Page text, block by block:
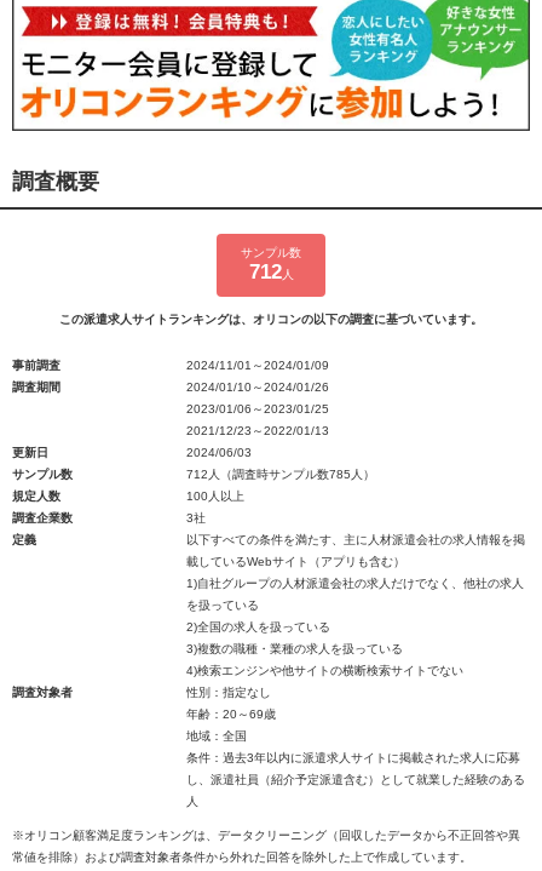
調査概要
サンプル数
712人
この派遣求人サイトランキングは、オリコンの以下の調査に基づいています。
事前調査
2024/11/01～2024/01/09
調査期間
2024/01/10～2024/01/26
2023/01/06～2023/01/25
2021/12/23～2022/01/13
更新日
2024/06/03
サンプル数
712人（調査時サンプル数785人）
規定人数
100人以上
調査企業数
3社
定義
以下すべての条件を満たす、主に人材派遣会社の求人情報を掲
載しているWebサイト（アプリも含む）
1)自社グループの人材派遣会社の求人だけでなく、他社の求人
を扱っている
2)全国の求人を扱っている
3)複数の職種・業種の求人を扱っている
4)検索エンジンや他サイトの横断検索サイトでない
調査対象者
性別：指定なし
年齢：20～69歳
地域：全国
条件：過去3年以内に派遣求人サイトに掲載された求人に応募
し、派遣社員（紹介予定派遣含む）として就業した経験のある
人
※オリコン顧客満足度ランキングは、データクリーニング（回収したデータから不正回答や異
常値を排除）および調査対象者条件から外れた回答を除外した上で作成しています。